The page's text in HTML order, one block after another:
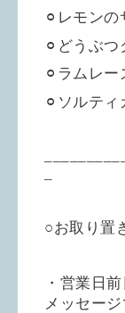
⚪︎レモンの
⚪︎どうぶつ
⚪︎ラムレ
⚪︎ソルテ
○お取り置
・営業日
メッセー